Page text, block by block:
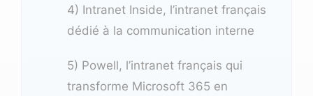
4) Intranet Inside, l’intranet français
dédié à la communication interne
5) Powell, l’intranet français qui
transforme Microsoft 365 en